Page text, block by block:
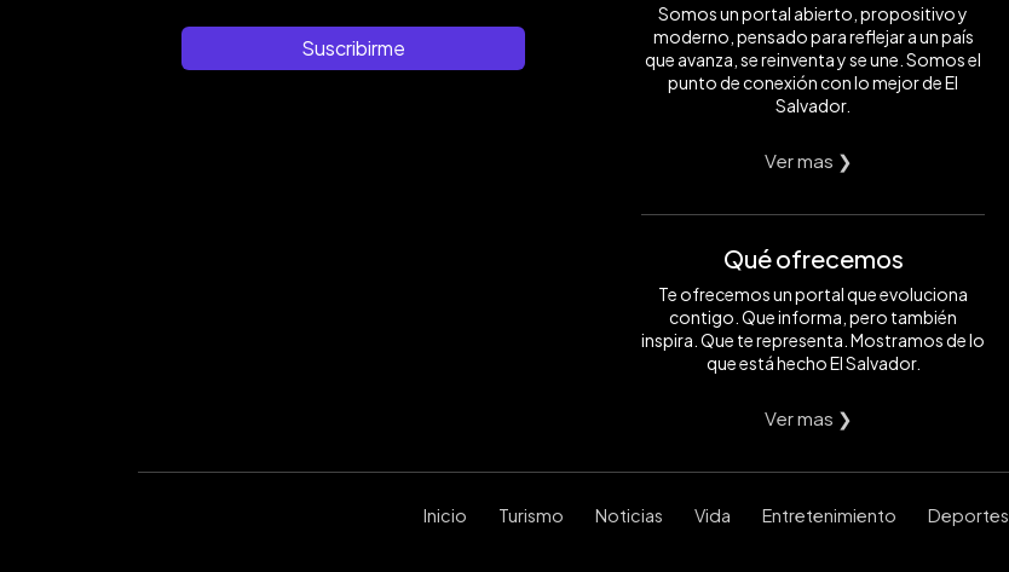
Suscribirme
Somos un portal abierto, propositivo y
moderno, pensado para reflejar a un país
que avanza, se reinventa y se une. Somos el
punto de conexión con lo mejor de El
Salvador.
Ver mas ❯
Qué ofrecemos
Te ofrecemos un portal que evoluciona
contigo. Que informa, pero también
inspira. Que te representa. Mostramos de lo
que está hecho El Salvador.
Ver mas ❯
Inicio Turismo Noticias Vida Entretenimiento Deportes